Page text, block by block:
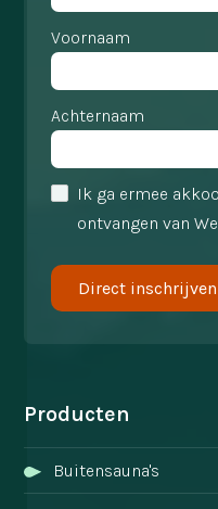
Voornaam
Achternaam
Ik ga ermee
ontvangen van
Producten
Buitensauna's